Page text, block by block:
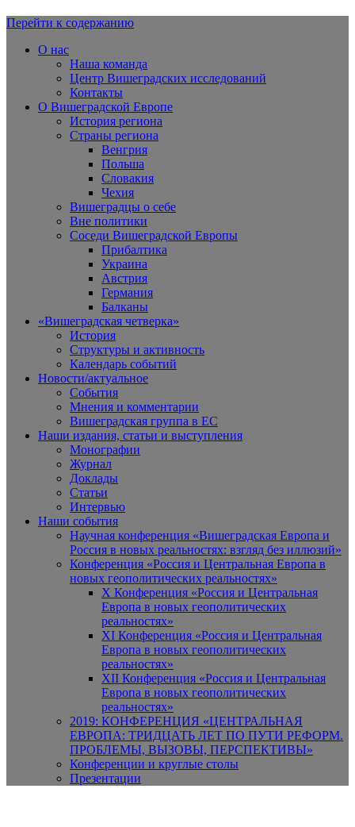
Вишеградская Европа
Перейти к содержанию
О нас
Наша команда
Центр Вишеградских исследований
Контакты
О Вишеградской Европе
История региона
Страны региона
Венгрия
Польша
Словакия
Чехия
Вишеградцы о себе
Вне политики
Соседи Вишеградской Европы
Прибалтика
Украина
Австрия
Германия
Балканы
«Вишеградская четверка»
История
Структуры и активность
Календарь событий
Новости/актуальное
События
Мнения и комментарии
Вишеградская группа в ЕС
Наши издания, статьи и выступления
Монографии
Журнал
Доклады
Статьи
Интервью
Наши события
Научная конференция «Вишеградская Европа и
Россия в новых реальностях: взгляд без иллюзий»
Конференция «Россия и Центральная Европа в
новых геополитических реальностях»
X Конференция «Россия и Центральная
Европа в новых геополитических
реальностях»
XI Конференция «Россия и Центральная
Европа в новых геополитических
реальностях»
XII Конференция «Россия и Центральная
Европа в новых геополитических
реальностях»
2019: КОНФЕРЕНЦИЯ «ЦЕНТРАЛЬНАЯ
ЕВРОПА: ТРИДЦАТЬ ЛЕТ ПО ПУТИ РЕФОРМ.
ПРОБЛЕМЫ, ВЫЗОВЫ, ПЕРСПЕКТИВЫ»
Конференции и круглые столы
Презентации